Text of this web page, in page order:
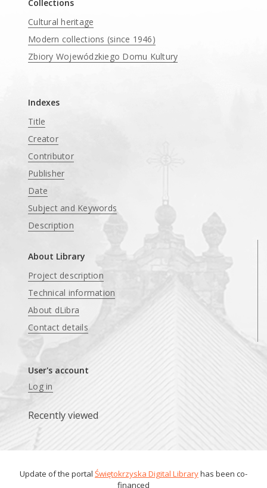
Collections
Cultural heritage
Modern collections (since 1946)
Zbiory Wojewódzkiego Domu Kultury
Indexes
Title
Creator
Contributor
Publisher
Date
Subject and Keywords
Description
About Library
Project description
Technical information
About dLibra
Contact details
User's account
Log in
Recently viewed
Update of the portal Świętokrzyska Digital Libraryhas been co-
financed